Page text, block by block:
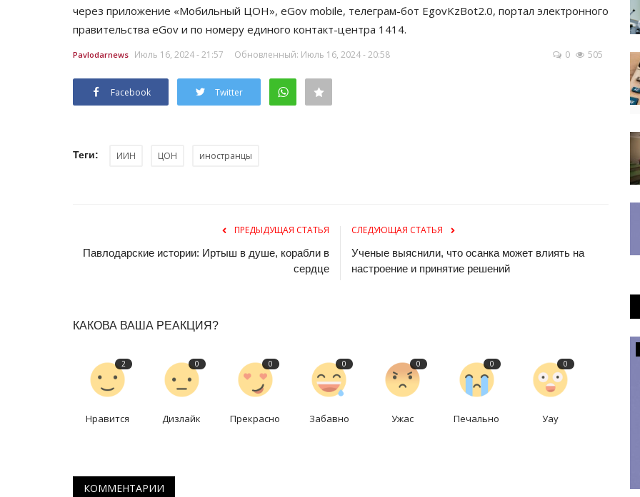
через приложение «Мобильный ЦОН», eGov mobile, телеграм-бот EgovKzBot2.0, портал электронного
правительства eGov и по номеру единого контакт-центра 1414.
Pavlodarnews Июль 16, 2024 - 21:57 Обновленный: Июль 16, 2024 - 20:58 0 505
Facebook Twitter
Теги: ИИН ЦОН иностранцы
ПРЕДЫДУЩАЯ СТАТЬЯ
Павлодарские истории: Иртыш в душе, корабли в
сердце
СЛЕДУЮЩАЯ СТАТЬЯ
Ученые выяснили, что осанка может влиять на
настроение и принятие решений
КАКОВА ВАША РЕАКЦИЯ?
2
Нравится
0
Дизлайк
0
Прекрасно
0
Забавно
0
Ужас
0
Печально
0
Уау
КОММЕНТАРИИ